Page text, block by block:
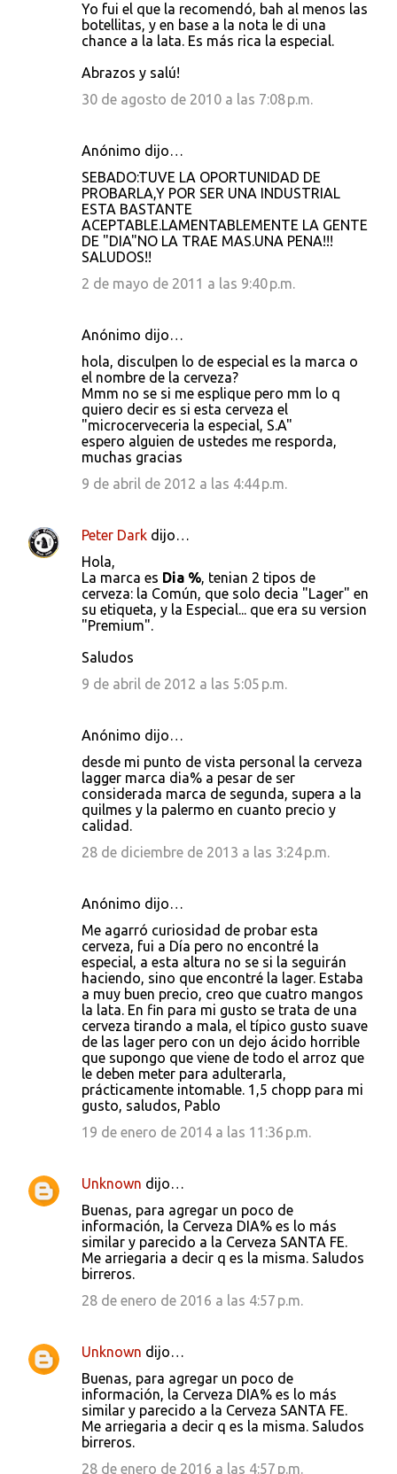
Yo fui el que la recomendó, bah al menos las
botellitas, y en base a la nota le di una
chance a la lata. Es más rica la especial.
Abrazos y salú!
30 de agosto de 2010 a las 7:08 p.m.
Anónimo dijo…
SEBADO:TUVE LA OPORTUNIDAD DE
PROBARLA,Y POR SER UNA INDUSTRIAL
ESTA BASTANTE
ACEPTABLE.LAMENTABLEMENTE LA GENTE
DE "DIA"NO LA TRAE MAS.UNA PENA!!!
SALUDOS!!
2 de mayo de 2011 a las 9:40 p.m.
Anónimo dijo…
hola, disculpen lo de especial es la marca o
el nombre de la cerveza?
Mmm no se si me esplique pero mm lo q
quiero decir es si esta cerveza el
"microcerveceria la especial, S.A"
espero alguien de ustedes me resporda,
muchas gracias
9 de abril de 2012 a las 4:44 p.m.
Peter Dark dijo…
Hola,
La marca es Dia %, tenian 2 tipos de
cerveza: la Común, que solo decia "Lager" en
su etiqueta, y la Especial... que era su version
"Premium".
Saludos
9 de abril de 2012 a las 5:05 p.m.
Anónimo dijo…
desde mi punto de vista personal la cerveza
lagger marca dia% a pesar de ser
considerada marca de segunda, supera a la
quilmes y la palermo en cuanto precio y
calidad.
28 de diciembre de 2013 a las 3:24 p.m.
Anónimo dijo…
Me agarró curiosidad de probar esta
cerveza, fui a Día pero no encontré la
especial, a esta altura no se si la seguirán
haciendo, sino que encontré la lager. Estaba
a muy buen precio, creo que cuatro mangos
la lata. En fin para mi gusto se trata de una
cerveza tirando a mala, el típico gusto suave
de las lager pero con un dejo ácido horrible
que supongo que viene de todo el arroz que
le deben meter para adulterarla,
prácticamente intomable. 1,5 chopp para mi
gusto, saludos, Pablo
19 de enero de 2014 a las 11:36 p.m.
Unknown dijo…
Buenas, para agregar un poco de
información, la Cerveza DIA% es lo más
similar y parecido a la Cerveza SANTA FE.
Me arriegaria a decir q es la misma. Saludos
birreros.
28 de enero de 2016 a las 4:57 p.m.
Unknown dijo…
Buenas, para agregar un poco de
información, la Cerveza DIA% es lo más
similar y parecido a la Cerveza SANTA FE.
Me arriegaria a decir q es la misma. Saludos
birreros.
28 de enero de 2016 a las 4:57 p.m.